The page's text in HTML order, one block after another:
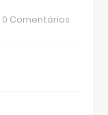
0 Comentários